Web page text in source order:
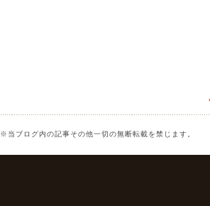
※当ブログ内の記事その他一切の無断転載を禁じます。